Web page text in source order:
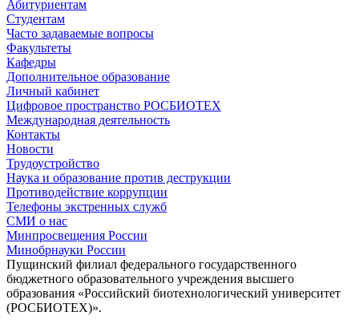
Абитуриентам
Студентам
Часто задаваемые вопросы
Факультеты
Кафедры
Дополнительное образование
Личный кабинет
Цифровое пространство РОСБИОТЕХ
Международная деятельность
Контакты
Новости
Трудоустройство
Наука и образование против деструкции
Противодействие коррупции
Телефоны экстренных служб
СМИ о нас
Минпросвещения России
Минобрнауки России
Пущинский филиал федерального государственного
бюджетного образовательного учреждения высшего
образования «Российский биотехнологический университет
(РОСБИОТЕХ)».